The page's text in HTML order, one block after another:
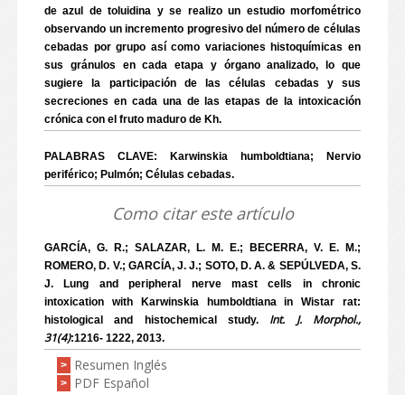
de azul de toluidina y se realizo un estudio morfométrico
observando un incremento progresivo del número de células
cebadas por grupo así como variaciones histoquímicas en
sus gránulos en cada etapa y órgano analizado, lo que
sugiere la participación de las células cebadas y sus
secreciones en cada una de las etapas de la intoxicación
crónica con el fruto maduro de Kh.
PALABRAS CLAVE: Karwinskia humboldtiana; Nervio
periférico; Pulmón; Células cebadas.
Como citar este artículo
GARCÍA, G. R.; SALAZAR, L. M. E.; BECERRA, V. E. M.;
ROMERO, D. V.; GARCÍA, J. J.; SOTO, D. A. & SEPÚLVEDA, S.
J. Lung and peripheral nerve mast cells in chronic
intoxication with Karwinskia humboldtiana in Wistar rat:
histological and histochemical study. Int. J. Morphol.,
31(4):1216- 1222, 2013.
> Resumen Inglés
> PDF Español